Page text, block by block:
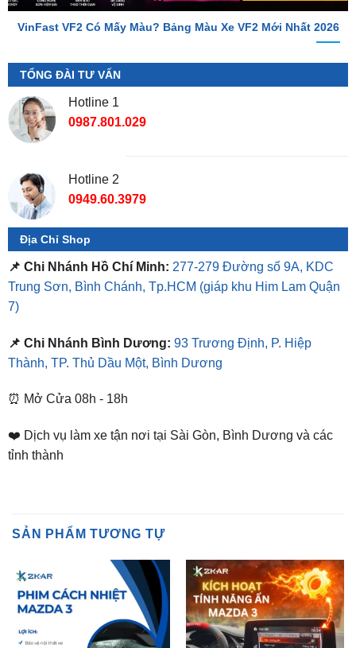
TỔNG ĐÀI TƯ VẤN
Hotline 1
0987.801.029
Địa Chỉ Shop
📌 Chi Nhánh Hồ Chí Minh: 277-279 Đường số 9A, KDC
Trung Sơn, Bình Chánh, Tp.HCM
7)
📌 Chi Nhánh Bình Dương:
⏰ Mở Cửa 08h - 18h
❤️ Dịch vụ làm xe tận nơi tại Sài Gòn, Bình Dương và các